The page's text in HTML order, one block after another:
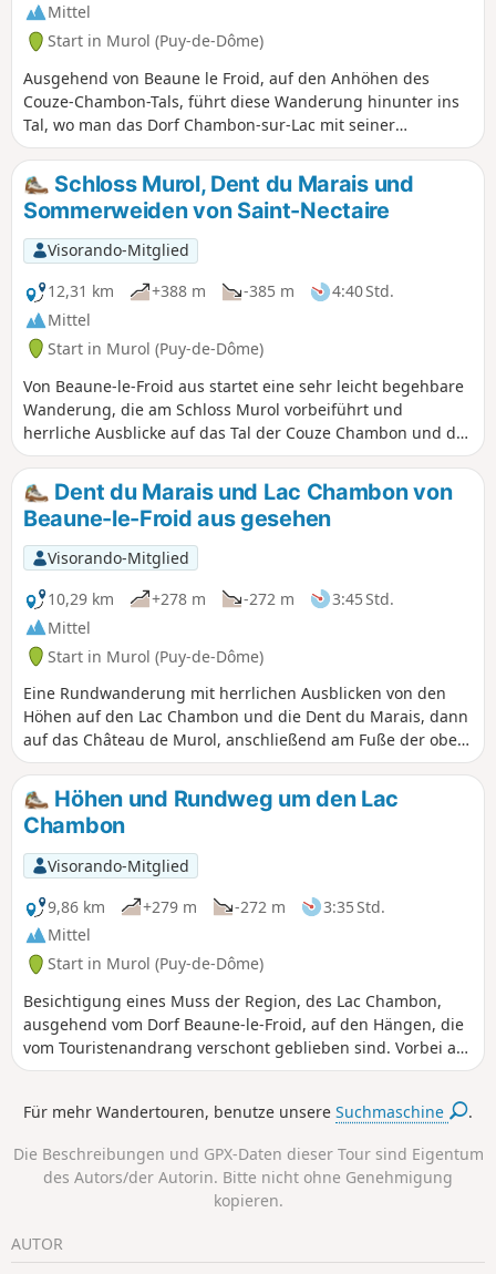
Mittel
Start in Murol (Puy-de-Dôme)
Ausgehend von Beaune le Froid, auf den Anhöhen des
Couze-Chambon-Tals, führt diese Wanderung hinunter ins
Tal, wo man das Dorf Chambon-sur-Lac mit seiner
bemerkenswerten romanischen Kirche und Kapelle
entdecken kann, um anschließend wieder auf das Plateau
zu steigen und dabei zahlreiche Ausblicke auf das Couze-
Tal, das Chaudefour-Tal und die es umgebenden Puys sowie
Murol und sein mittelalterliches Schloss.
Schloss Murol, Dent du Marais und
Sommerweiden von Saint-Nectaire
Visorando-Mitglied
12,31 km
+388 m -385 m
4:40 Std.
Mittel
Start in Murol (Puy-de-Dôme)
Von Beaune-le-Froid aus startet eine sehr leicht begehbare
Wanderung, die am Schloss Murol vorbeiführt und
herrliche Ausblicke auf das Tal der Couze Chambon und das
Dorf Murol, auf die Dent du Marais und den Lac Chambon
und weiter entfernt auf das Chaudefour-Tal und den Sancy
bietet. Am Ende der Wanderung erwartet Sie das berühmte
Saint-Nectaire mit einer Schleife durch die Kuhweiden und
einem Besuch des Dorfes über die Rue des Caves.
Dent du Marais und Lac Chambon von
Beaune-le-Froid aus gesehen
Visorando-Mitglied
10,29 km
+278 m -272 m
3:45 Std.
Mittel
Start in Murol (Puy-de-Dôme)
Eine Rundwanderung mit herrlichen Ausblicken von den
Höhen auf den Lac Chambon und die Dent du Marais, dann
auf das Château de Murol, anschließend am Fuße der oben
genannten Bergspitze vorbei, bevor man ganz nah am See
entlangwandert.
Höhen und Rundweg um den Lac
Chambon
Visorando-Mitglied
9,86 km
+279 m -272 m
3:35 Std.
Mittel
Start in Murol (Puy-de-Dôme)
Besichtigung eines Muss der Region, des Lac Chambon,
ausgehend vom Dorf Beaune-le-Froid, auf den Hängen, die
vom Touristenandrang verschont geblieben sind. Vorbei an
einigen schönen Aussichtspunkten.
Für mehr Wandertouren, benutze unsereSuchmaschine .
Die Beschreibungen und GPX-Daten dieser Tour sind Eigentum
des Autors/der Autorin. Bitte nicht ohne Genehmigung
kopieren.
AUTOR